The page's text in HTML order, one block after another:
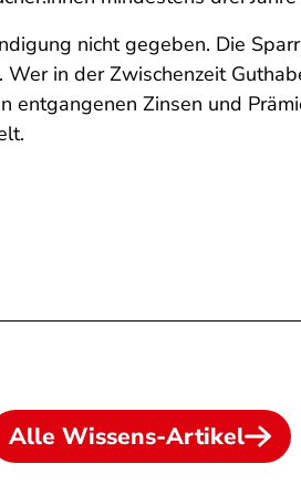
nicht gegeben. Die
in der Zwischenzeit
entgangenen Zinsen und
Alle Wissens-Artikel